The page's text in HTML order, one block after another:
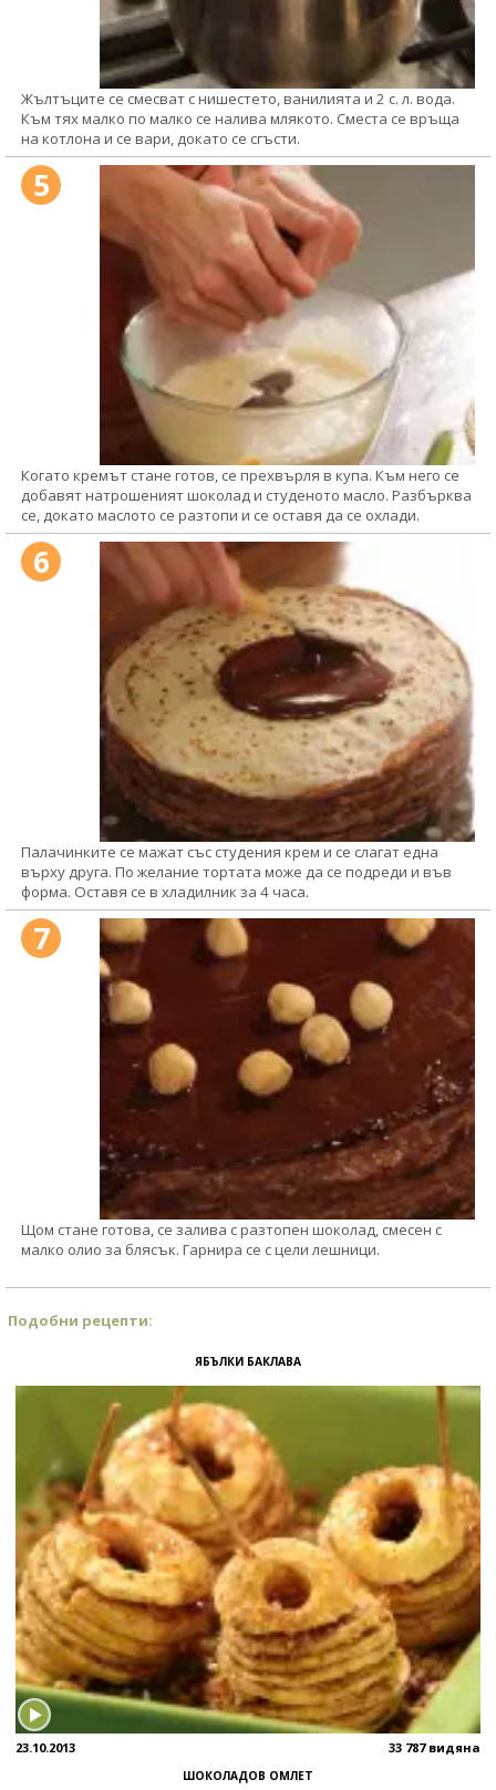
Жълтъците се смесват с нишестето, ванилията и 2 с. л. вода.
Към тях малко по малко се налива млякото. Сместа се връща
на котлона и се вари, докато се сгъсти.
5
Когато кремът стане готов, се прехвърля в купа. Към него се
добавят натрошеният шоколад и студеното масло. Разбърква
се, докато маслото се разтопи и се оставя да се охлади.
6
Палачинките се мажат със студения крем и се слагат една
върху друга. По желание тортата може да се подреди и във
форма. Оставя се в хладилник за 4 часа.
7
Щом стане готова, се залива с разтопен шоколад, смесен с
малко олио за блясък. Гарнира се с цели лешници.
Подобни рецепти:
ЯБЪЛКИ БАКЛАВА
23.10.2013 33 787 видяна
ШОКОЛАДОВ ОМЛЕТ